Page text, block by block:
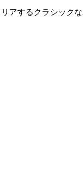
アするクラシック